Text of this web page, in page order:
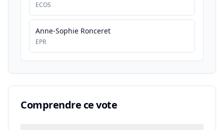
ECOS
Anne-Sophie Ronceret
EPR
Comprendre ce vote